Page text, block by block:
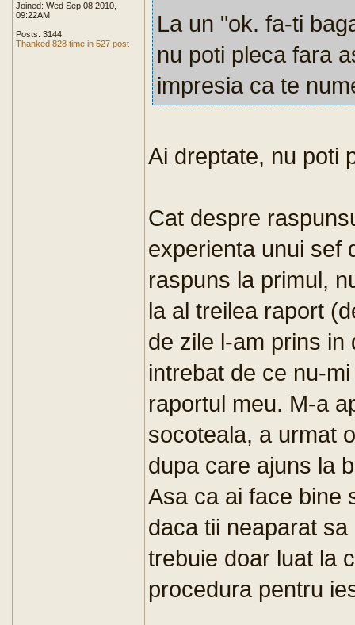
Joined: Wed Sep 08 2010,
09:22AM
Posts: 3144
Thanked 828 time in 527 post
La un "ok. fa-ti
nu poti pleca fara
impresia ca te
Ai dreptate, nu poti
Cat despre
experienta unui sef
raspuns la primul,
la al treilea raport
de zile l-am prins
intrebat de ce nu-
raportul meu. M-a
socoteala, a urmat
dupa care ajuns la
Asa ca ai face bine
daca tii neaparat
trebuie doar luat la
procedura pentru